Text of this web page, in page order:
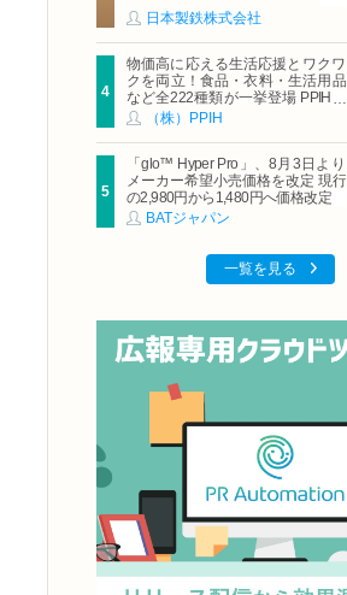
日本製鉄株式会社
物価高に応える生活応援とワクワ
クを両立！食品・衣料・生活用品
など全222種類が一挙登場 PPIHグ
ループ「夏福袋」＆セール 8月6日
（株）PPIH
「glo™ Hyper Pro」、8月3日より
メーカー希望小売価格を改定 現行
の2,980円から1,480円へ価格改定
BATジャパン
一覧を見る